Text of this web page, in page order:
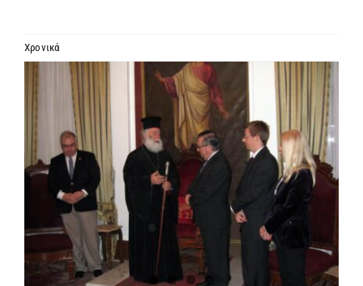
MEDIA
ΕΝΗΜΕΡΩΣΗ
ΣΥΝΔΕΣΕΙΣ
Χρονικά
Προβολή
μεγαλύτερης
εικόνας